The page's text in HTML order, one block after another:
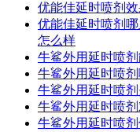
优能佳延时喷剂
优能佳延时喷剂
怎么样
牛鲨外用延时喷
牛鲨外用延时喷
牛鲨外用延时喷
牛鲨外用延时喷
牛鲨外用延时喷剂